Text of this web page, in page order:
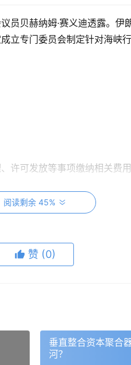
员贝赫纳姆·赛义迪透露。伊
立专门委员会制定针对海峡
许可发放等事项缴纳相关费
敌对国家的船只不得通过霍
就赔偿方式达成协议，伊方
求绑定，旨在逼美方在赔偿
硬，但并未彻底关闭谈判渠
阅读剩余 45%
赞 (0)
垂直整合资本聚合
河？